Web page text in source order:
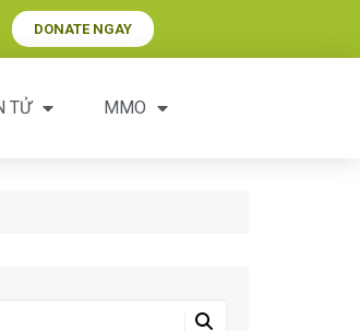
DONATE NGAY
TỬ MMO